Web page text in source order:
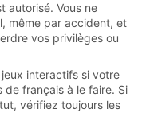
autorisé. Vous ne
même par accident, et
vos privilèges ou
interactifs si votre
de français à le faire. Si
vérifiez toujours les